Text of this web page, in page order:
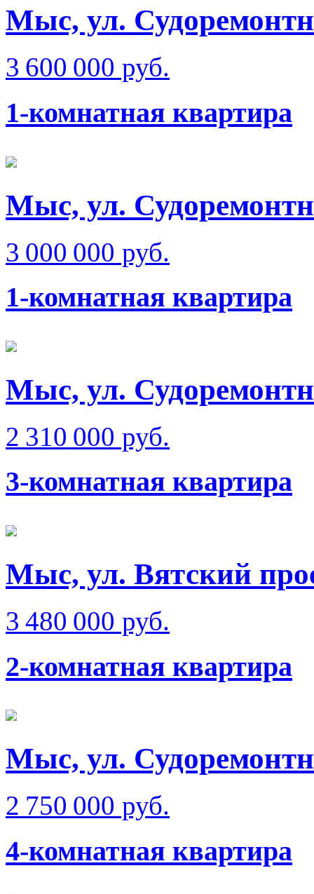
Мыс, ул.
3 600 000 руб.
1-комнатная квартира
Мыс, ул.
3 000 000 руб.
1-комнатная квартира
Мыс, ул.
2 310 000 руб.
3-комнатная квартира
Мыс, ул. Вятский
3 480 000 руб.
2-комнатная квартира
Мыс, ул.
2 750 000 руб.
4-комнатная квартира